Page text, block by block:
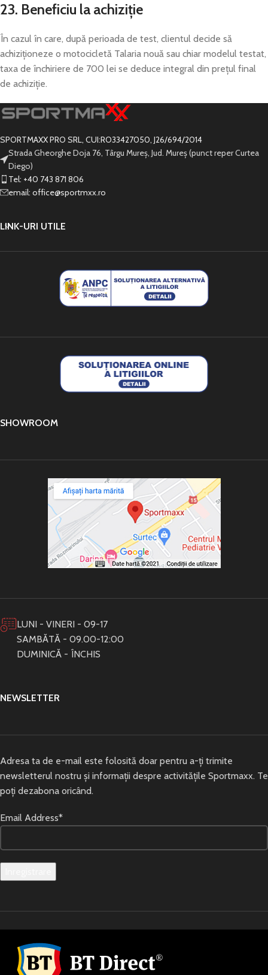
23. Beneficiu la achiziție
În cazul în care, după perioada de test, clientul decide să
achiziționeze o motocicletă Talaria nouă sau chiar modelul testat,
taxa de închiriere de 700 lei se deduce integral din prețul final
de achiziție.
SPORTMAXX PRO SRL, CUI:RO33427050, J26/694/2014
Strada Gheorghe Doja 76, Târgu Mureș, Jud. Mureș (punct reper Curtea
Diego)
Tel: +40 743 871 806
email: office@sportmxx.ro
LINK-URI UTILE
SHOWROOM
LUNI - VINERI - 09-17
SAMBĂTĂ - 09.00-12:00
DUMINICĂ - ÎNCHIS
NEWSLETTER
Adresa ta de e-mail este folosită doar pentru a-ți trimite
newsletterul nostru și informații despre activitățile Sportmaxx. Te
poți dezabona oricând.
Email Address*